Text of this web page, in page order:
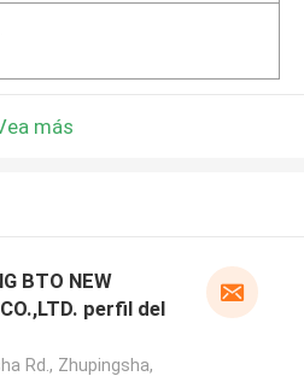
más
BTO NEW
perfil del
Rd., Zhupingsha,